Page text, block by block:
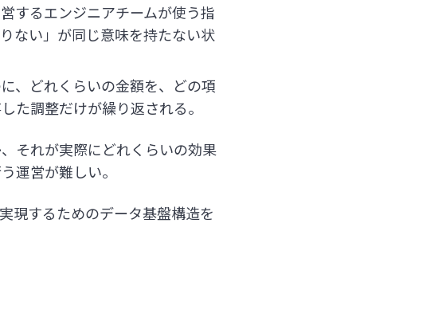
するエンジニアチームが使う指
ない」が同じ意味を持たない状
、どれくらいの金額を、どの項
た調整だけが繰り返される。
それが実際にどれくらいの効果
運営が難しい。
現するためのデータ基盤構造を